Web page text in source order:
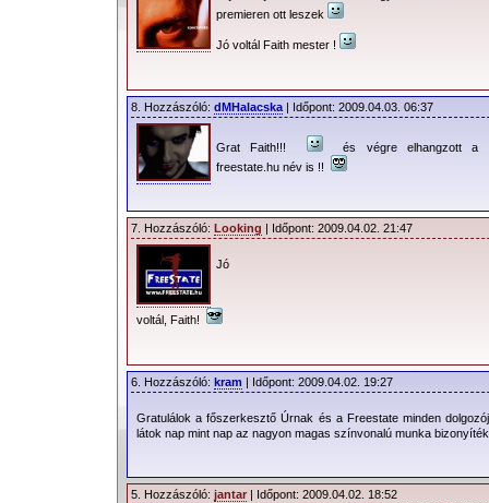
premieren ott leszek
Jó voltál Faith mester !
8. Hozzászóló: dMHalacska | Időpont: 2009.04.03. 06:37
Grat Faith!!!
és végre elhangzott a
freestate.hu név is !!
7. Hozzászóló: Looking | Időpont: 2009.04.02. 21:47
Jó
voltál, Faith!
6. Hozzászóló: kram | Időpont: 2009.04.02. 19:27
Gratulálok a főszerkesztő Úrnak és a Freestate minden
látok nap mint nap az nagyon magas színvonalú munka
5. Hozzászóló: jantar | Időpont: 2009.04.02. 18:52